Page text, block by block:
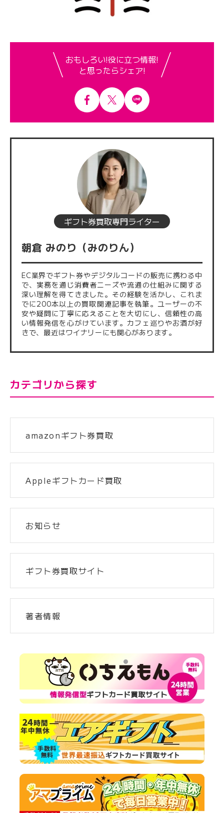
おもしろい!役に立つ情報!
と思ったらシェア!
ギフト券買取専門ライター
朝倉 みのり（みのりん）
EC業界でギフト券やデジタルコードの販売に携わる中
で、実務を通じ消費者ニーズや流通の仕組みに関する
深い理解を得てきました。その経験を活かし、これま
でに200本以上の買取関連記事を執筆。ユーザーの不
安や疑問に丁寧に応えることを大切にし、信頼性の高
い情報発信を心がけています。カフェ巡りやお酒が好
きで、最近はワイナリーにも関心があります。
カテゴリから探す
amazonギフト券買取
Appleギフトカード買取
お知らせ
ギフト券買取サイト
著者情報